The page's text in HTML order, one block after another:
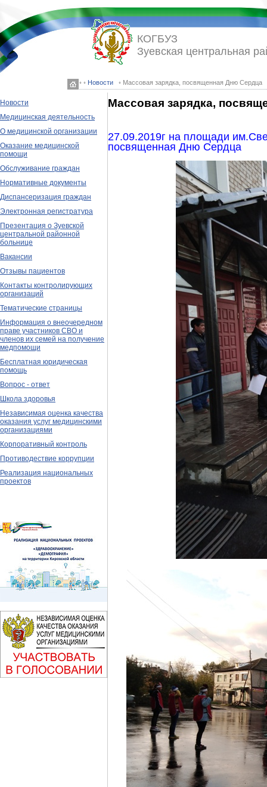
◦ ◦ Новости ◦ Массовая зарядка, посвященная Дню Сердца
КОГБУЗ
Зуевская центральная
Новости
Медицинская деятельность
О медицинской организации
Оказание медицинской
помощи
Обслуживание граждан
Нормативные документы
Диспансеризация граждан
Электронная регистратура
Презентация о Зуевской
центральной районной
больнице
Вакансии
Отзывы пациентов
Контакты контролирующих
организаций
Тематические страницы
Информация о внеочередном
праве участников СВО и
членов их семей на получение
медпомощи
Бесплатная юридическая
помощь
Вопрос - ответ
Школа здоровья
Независимая оценка качества
оказания услуг медицинскими
организациями
Корпоративный контроль
Противодествие коррупции
Реализация национальных
проектов
Массовая зарядка,
27.09.2019г на площади
посвященная Дню Сердца